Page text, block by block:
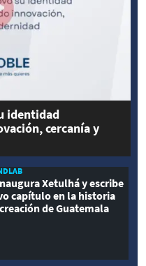
identidad
cercanía y
Xetulhá y escribe
capítulo en la historia
de Guatemala